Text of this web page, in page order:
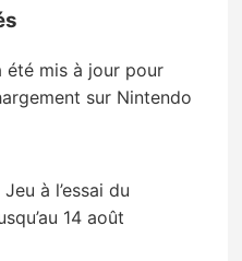
été mis à jour pour
sur Nintendo
à l’essai du
14 août